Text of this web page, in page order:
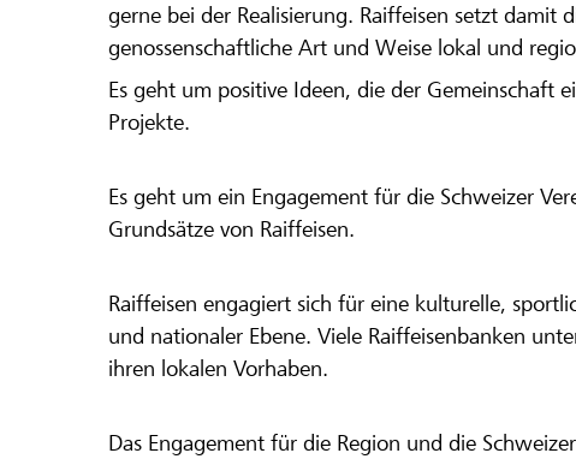
gerne bei der Realisierung. Raiffeisen setzt damit
genossenschaftliche Art und Weise lokal und
Es geht um positive Ideen, die der Gemeinschaft
Projekte.
Es geht um ein Engagement für die Schweizer
Grundsätze von Raiffeisen.
Raiffeisen engagiert sich für eine kulturelle,
und nationaler Ebene. Viele Raiffeisenbanken
ihren lokalen Vorhaben.
Das Engagement für die Region und die